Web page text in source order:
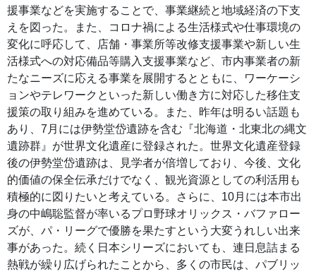
援事業などを実施することで、事業継続と地域経済の下支
えを図った。また、コロナ禍による生活様式や仕事環境の
変化に呼応して、店舗・事業所等改修支援事業や新しい生
活様式への対応備品等購入支援事業など、市内事業者の新
たなニーズに応える事業を展開するとともに、ワーケーシ
ョンやテレワークといった新しい働き方に対応した移住支
援策の取り組みを進めている。また、昨年は明るい話題も
あり、7月には伊勢堂岱遺跡を含む『北海道・北東北の縄文
遺跡群』が世界文化遺産に登録された。世界文化遺産登録
後の伊勢堂岱遺跡は、見学者が倍増しており、今後、文化
的価値の保全伝承だけでなく、観光資源としての利活用も
積極的に図りたいと考えている。さらに、10月には本市出
身の中嶋聡監督が率いるプロ野球オリックス・バファロー
ズが、パ・リーグで優勝を果たすという大変うれしい出来
事があった。続く日本シリーズにおいても、連日息詰まる
熱戦が繰り広げられたことから、多くの市民は、パブリッ